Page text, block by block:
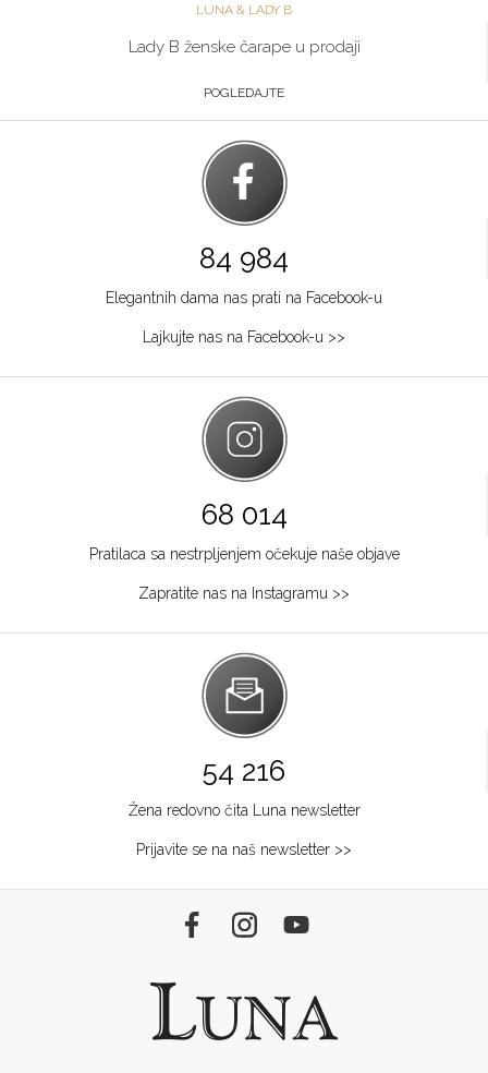
LUNA & LADY B
Lady B ženske čarape u prodaji
POGLEDAJTE
84 984
Elegantnih dama nas prati na Facebook-u
Lajkujte nas na Facebook-u >>
68 014
Pratilaca sa nestrpljenjem očekuje naše objave
Zapratite nas na Instagramu >>
54 216
Žena redovno čita Luna newsletter
Prijavite se na naš newsletter >>